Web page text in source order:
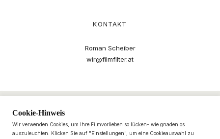
KONTAKT
Roman Scheiber
wir@filmfilter.at
Cookie-Hinweis
Wir verwenden Cookies, um Ihre Filmvorlieben so lücken- wie gnadenlos
auszuleuchten. Klicken Sie auf "Einstellungen", um eine Cookieauswahl zu